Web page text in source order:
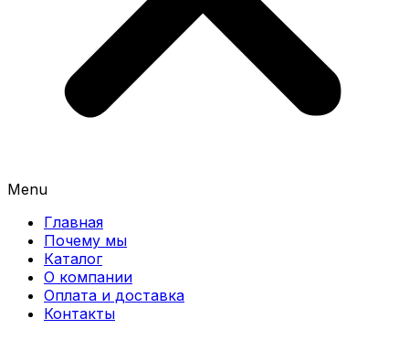
Menu
Главная
Почему мы
Каталог
О компании
Оплата и доставка
Контакты